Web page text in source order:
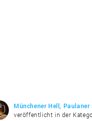
Münchener Hell, Paulaner
veröffentlicht in der